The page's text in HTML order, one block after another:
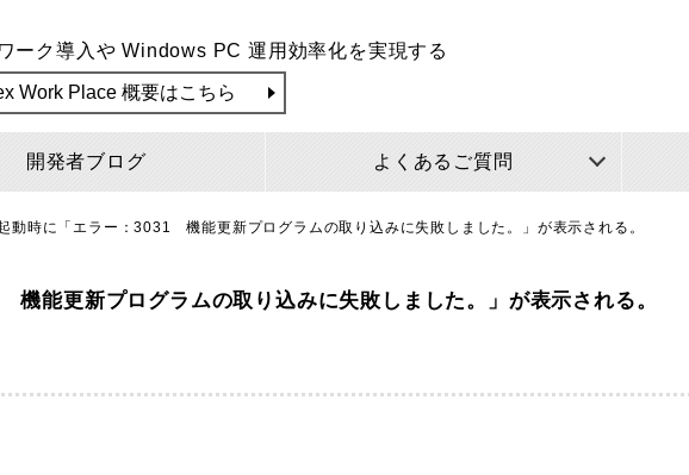
ーク導入や Windows PC 運用効率化を実現する
Work Place 概要はこちら
開発者ブログ よくあるご質問
動時に「エラー：3031 機能更新プログラムの取り込みに失敗しました。」が表示される。
能更新プログラムの取り込みに失敗しました。」が表示される。